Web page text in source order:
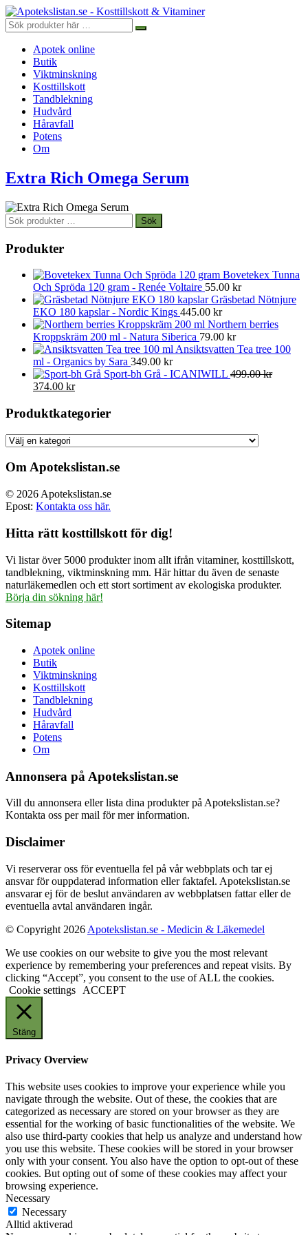
Apotek online
Butik
Viktminskning
Kosttillskott
Tandblekning
Hudvård
Håravfall
Potens
Om
Extra Rich Omega Serum
Sök
efter:
Sök
Produkter
Bovetekex Tunna
Och Spröda 120 gram - Renée Voltaire 55.00 kr
Gräsbetad Nötnjure
EKO 180 kapslar - Nordic Kings 445.00 kr
Northern berries
Kroppskräm 200 ml - Natura Siberica 79.00 kr
Ansiktsvatten Tea tree 100
ml - Organics by Sara 349.00 kr
Sport-bh Grå - ICANIWILL 499.00kr
Det
priset
499.00 kr.
374.00 krDet
priset
är:
374.00 kr.
Produktkategorier
Om Apotekslistan.se
© 2026 Apotekslistan.se
Epost: Kontakta oss här.
Hitta rätt kosttillskott för dig!
Vi listar över 5000 produkter inom allt ifrån vitaminer, kosttillskott,
tandblekning, viktminskning mm. Här hittar du även de senaste
naturläkemedlen och ett stort sortiment av ekologiska produkter.
Börja din sökning här!
Sitemap
Apotek online
Butik
Viktminskning
Kosttillskott
Tandblekning
Hudvård
Håravfall
Potens
Om
Annonsera på Apotekslistan.se
Vill du annonsera eller lista dina produkter på Apotekslistan.se?
Kontakta oss per mail för mer information.
Disclaimer
Vi reserverar oss för eventuella fel på vår webbplats och tar ej
ansvar för ouppdaterad information eller faktafel. Apotekslistan.se
ansvarar ej för de beslut användaren av webbplatsen fattar eller de
eventuella avtal användaren ingår.
© Copyright 2026 Apotekslistan.se - Medicin & Läkemedel
We use cookies on our website to give you the most relevant
experience by remembering your preferences and repeat visits. By
clicking “Accept”, you consent to the use of ALL the cookies.
Cookie settings
ACCEPT
Stäng
Privacy Overview
This website uses cookies to improve your experience while you
navigate through the website. Out of these, the cookies that are
categorized as necessary are stored on your browser as they are
essential for the working of basic functionalities of the website. We
also use third-party cookies that help us analyze and understand how
you use this website. These cookies will be stored in your browser
only with your consent. You also have the option to opt-out of these
cookies. But opting out of some of these cookies may affect your
browsing experience.
Necessary
Necessary
Alltid aktiverad